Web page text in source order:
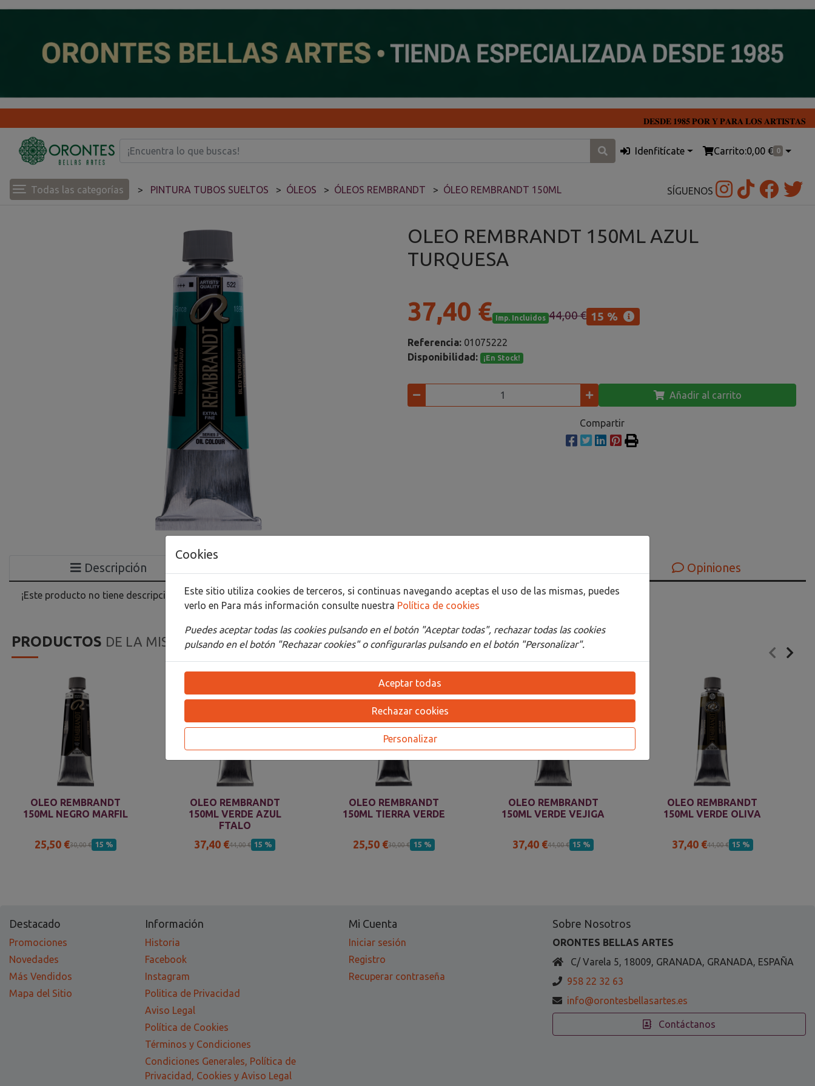
𝐃𝐄𝐒𝐃𝐄 𝟏𝟗𝟖𝟓 𝐏𝐎𝐑 𝐘 𝐏𝐀𝐑𝐀 𝐋𝐎𝐒 𝐀𝐑𝐓𝐈𝐒𝐓𝐀𝐒
Idenfitícate Carrito:0,00 € 0
Todas las categorías PINTURA TUBOS SUELTOS ÓLEOS ÓLEOS REMBRANDT ÓLEO REMBRANDT 150ML SÍGUENOS
OLEO REMBRANDT 150ML AZUL
TURQUESA
37,40 € Imp. Incluidos 44,00 € 15 %
Referencia: 01075222
Disponibilidad:
¡En Stock!
Añadir al carrito
Compartir
Descripción Opiniones
¡Este producto no tiene descripción!
PRODUCTOS DE LA MISMA CATEGORIA
OLEO REMBRANDT
150ML NEGRO MARFIL
25,50 €30,00 € 15 %
OLEO REMBRANDT
150ML VERDE AZUL
FTALO
37,40 €44,00 € 15 %
OLEO REMBRANDT
150ML TIERRA VERDE
25,50 €30,00 € 15 %
OLEO REMBRANDT
150ML VERDE VEJIGA
37,40 €44,00 € 15 %
OLEO REMBRANDT
150ML VERDE OLIVA
37,40 €44,00 € 15 %
Destacado
Promociones
Novedades
Más Vendidos
Mapa del Sitio
Información
Historia
Facebook
Instagram
Politica de Privacidad
Aviso Legal
Política de Cookies
Términos y Condiciones
Condiciones Generales, Política de
Privacidad, Cookies y Aviso Legal
Mi Cuenta
Iniciar sesión
Registro
Recuperar contraseña
Sobre Nosotros
ORONTES BELLAS ARTES
C/ Varela 5, 18009, GRANADA, GRANADA, ESPAÑA
958 22 32 63
info@orontesbellasartes.es
Contáctanos
Cookies
Este sitio utiliza cookies de terceros, si continuas navegando aceptas el uso de las mismas, puedes
verlo en Para más información consulte nuestra Política de cookies
Puedes aceptar todas las cookies pulsando en el botón "Aceptar todas", rechazar todas las cookies
pulsando en el botón "Rechazar cookies" o configurarlas pulsando en el botón "Personalizar".
Aceptar todas
Rechazar cookies
Personalizar